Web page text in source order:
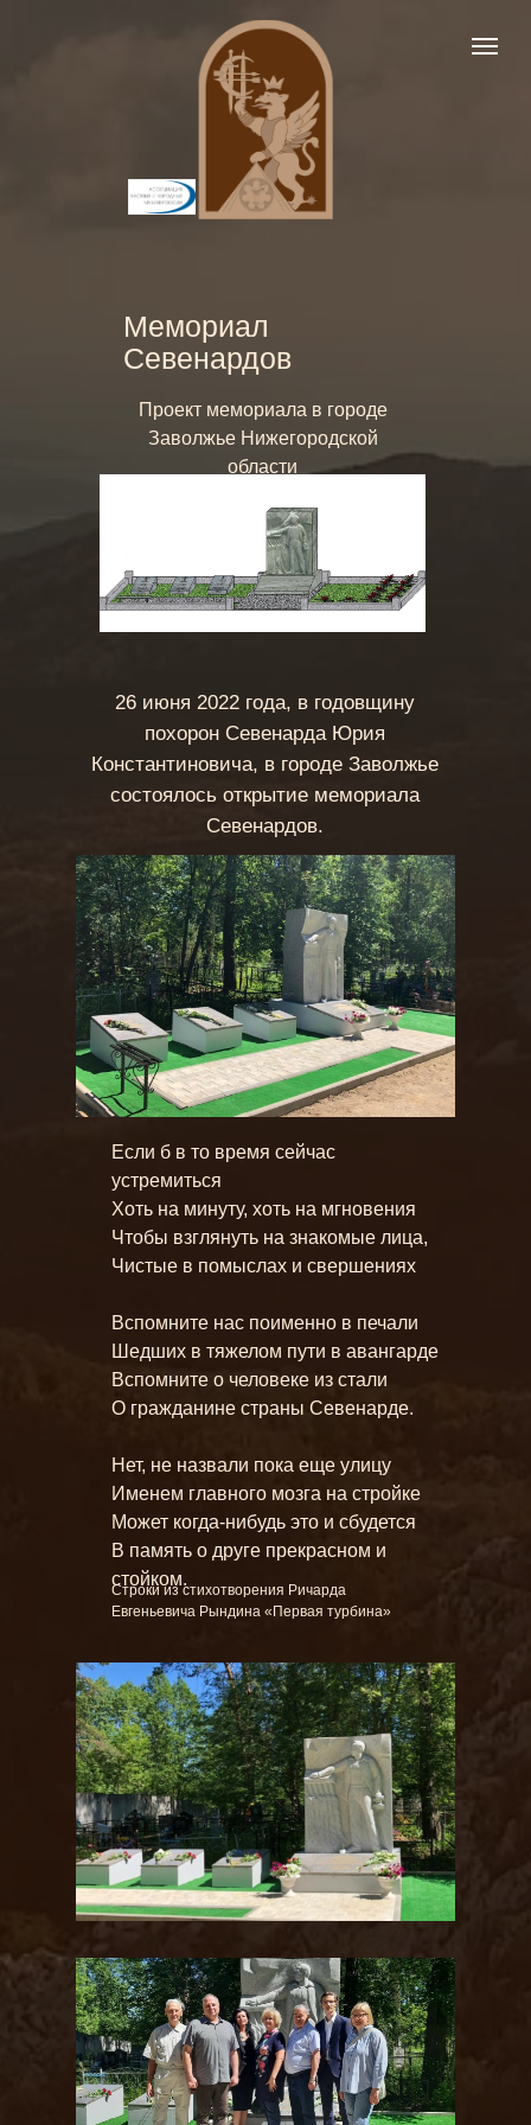
Мемориал
Севенардов
Проект мемориала в городе
Заволжье Нижегородской
области
26 июня 2022 года, в годовщину
похорон Севенарда Юрия
Константиновича, в городе Заволжье
состоялось открытие мемориала
Севенардов.
Если б в то время сейчас
устремиться
Хоть на минуту, хоть на мгновения
Чтобы взглянуть на знакомые лица,
Чистые в помыслах и свершениях
Вспомните нас поименно в печали
Шедших в тяжелом пути в авангарде
Вспомните о человеке из стали
О гражданине страны Севенарде.
Нет, не назвали пока еще улицу
Именем главного мозга на стройке
Может когда-нибудь это и сбудется
В память о друге прекрасном и
стойком.
Строки из стихотворения Ричарда
Евгеньевича Рындина «Первая турбина»